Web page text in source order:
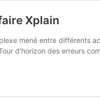
Xplain
mené entre diffé­rents
d’ho­ri­zon des erreurs